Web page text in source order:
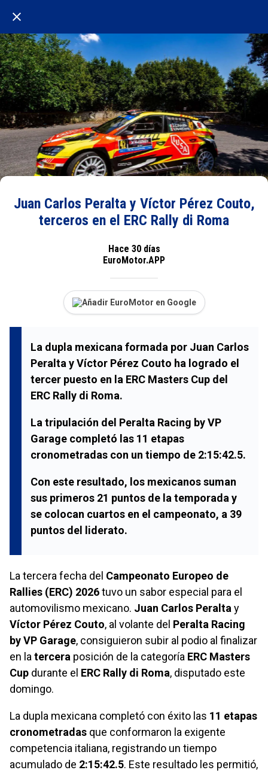
Juan Carlos Peralta y Víctor Pérez Couto,
terceros en el ERC Rally di Roma
Hace 30 días
EuroMotor.APP
Añadir EuroMotor en Google
La dupla mexicana formada por Juan Carlos
Peralta yVíctor Pérez Couto ha logrado el
tercer puesto en la ERC Masters Cup del
ERC Rally di Roma.
La tripulación del Peralta Racing by VP
Garage completó las 11 etapas
cronometradas con un tiempo de 2:15:42.5.
Con este resultado, los mexicanos suman
sus primeros 21 puntos de la temporada y
se colocan cuartos en el campeonato, a 39
puntos del liderato.
La tercera fecha del Campeonato Europeo de
Rallies (ERC) 2026tuvo un sabor especial para el
automovilismo mexicano. Juan Carlos Peralta y
Víctor Pérez Couto, al volante del Peralta Racing
by VP Garage, consiguieron subir al podio al finalizar
en la tercera posición de la categoría ERC Masters
Cup durante el ERC Rally di Roma, disputado este
domingo.
La dupla mexicana completó con éxito las 11 etapas
cronometradas que conformaron la exigente
competencia italiana, registrando un tiempo
acumulado de 2:15:42.5. Este resultado les permitió,